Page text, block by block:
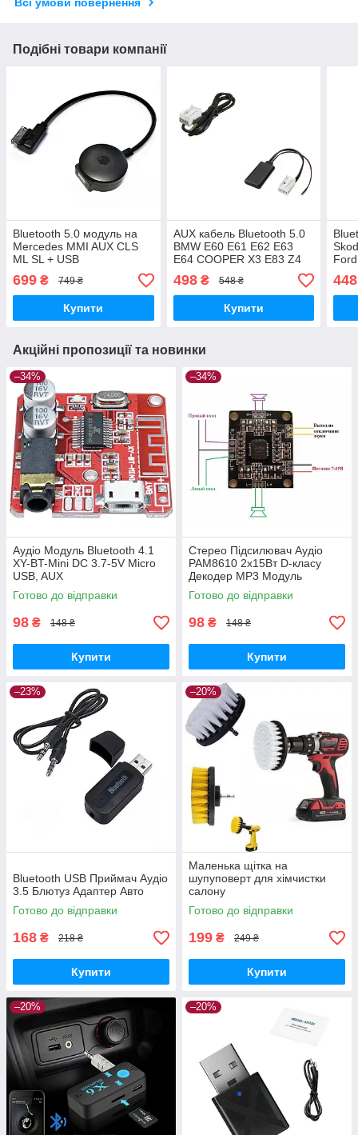
Подібні товари компанії
Bluetooth 5.0 модуль на
Mercedes MMI AUX CLS
ML SL + USB
699 ₴ 749 ₴
Купити
AUX кабель Bluetooth 5.0
BMW E60 E61 E62 E63
E64 COOPER X3 E83 Z4
E85
498₴ 548 ₴
Купити
448
Акційні пропозиції та новинки
–34%
Аудіо Модуль Bluetooth 4.1
XY-BT-Mini DC 3.7-5V Micro
USB, AUX
Готово до відправки
98 ₴ 148 ₴
Купити
–34%
Стерео Підсилювач Аудіо
PAM8610 2х15Вт D-класу
Декодер MP3 Модуль
Готово до відправки
98 ₴ 148 ₴
Купити
–23%
Bluetooth USB Приймач Аудіо
3.5 Блютуз Адаптер Авто
Готово до відправки
168 ₴ 218 ₴
Купити
–20%
Маленька щітка на
шупуповерт для хімчистки
салону
Готово до відправки
199 ₴ 249 ₴
Купити
–20% –20%